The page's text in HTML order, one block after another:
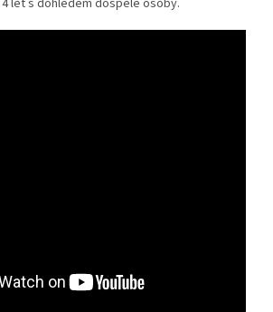
let s dohledem dospělé osoby.